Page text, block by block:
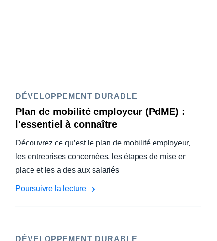
DÉVELOPPEMENT DURABLE
Plan de mobilité employeur (PdME) :
l'essentiel à connaître
Découvrez ce qu’est le plan de mobilité employeur,
les entreprises concernées, les étapes de mise en
place et les aides aux salariés
Poursuivre la lecture
DÉVELOPPEMENT DURABLE